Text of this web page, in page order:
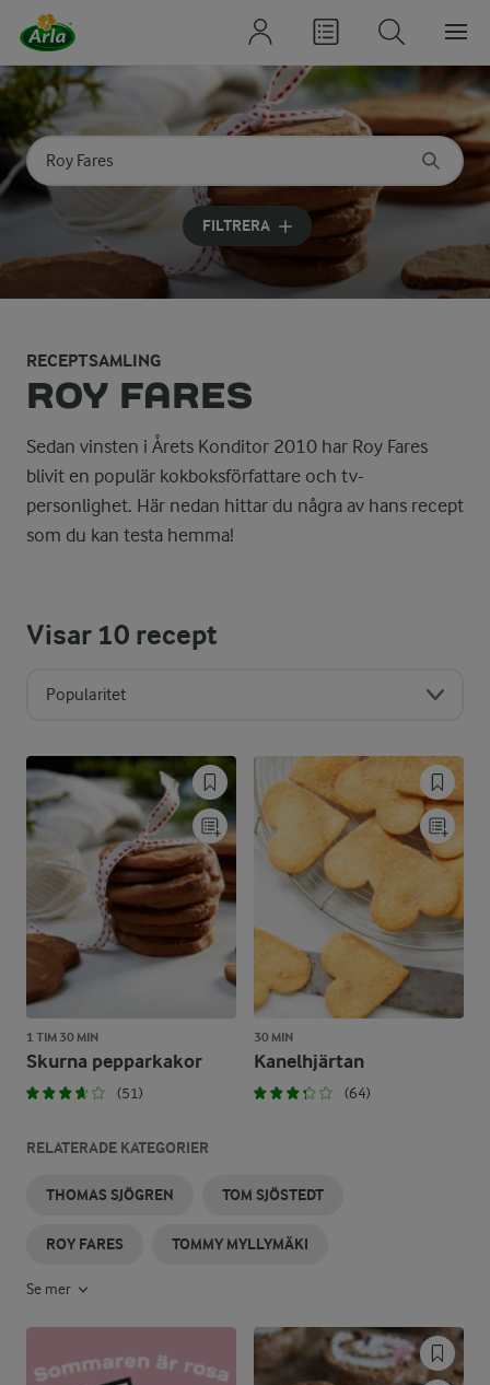
Sök på kategori eller ingrediens
Skriv in sökord för att få förslag
FILTRERA
RECEPTSAMLING
ROY FARES
Sedan vinsten i Årets Konditor 2010 har Roy Fares
blivit en populär kokboksförfattare och tv-
personlighet. Här nedan hittar du några av hans recept
som du kan testa hemma!
Visar10 recept
Popularitet
1 TIM 30 MIN
Skurna pepparkakor
(51)
30 MIN
Kanelhjärtan
(64)
RELATERADE KATEGORIER
THOMAS SJÖGREN TOM SJÖSTEDT
ROY FARES TOMMY MYLLYMÄKI
Se mer